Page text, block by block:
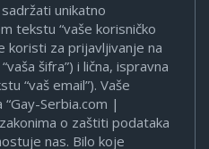
unikatno
tekstu “vaše korisničko
koristi za prijavljivanje na
šifra”) i lična, ispravna
“vaš email”). Vaše
Serbia.com |
o zaštiti podataka
nas. Bilo koje